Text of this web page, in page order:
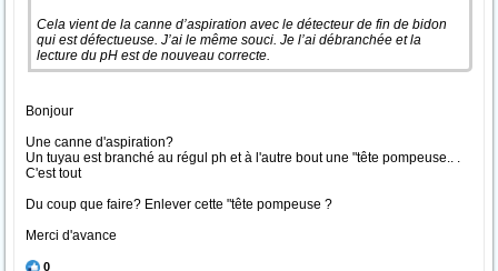
Cela vient de la canne d’aspiration avec le détecteur de fin de bidon
qui est défectueuse. J’ai le même souci. Je l’ai débranchée et la
lecture du pH est de nouveau correcte.
Bonjour
Une canne d'aspiration?
Un tuyau est branché au régul ph et à l'autre bout une "tête pompeuse.. .
C'est tout
Du coup que faire? Enlever cette "tête pompeuse ?
Merci d'avance
0